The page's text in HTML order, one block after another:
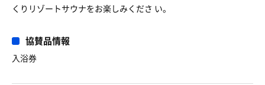
くりリゾートサウナをお楽しみくださ い。
協賛品情報
入浴券